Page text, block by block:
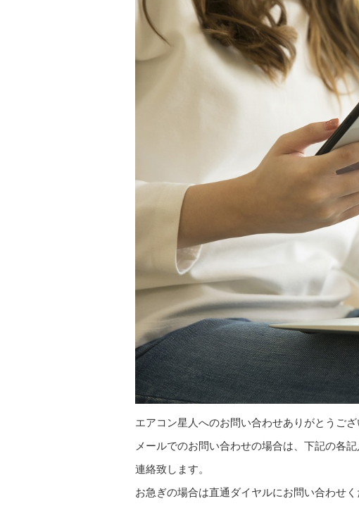
エアコン星人へのお問い合わせありがとうござ
メールでのお問い合わせの場合は、下記の各
連絡致します。
お急ぎの場合は直通ダイヤルにお問い合わせく